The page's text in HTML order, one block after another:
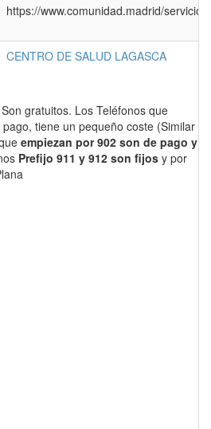
https://www.comunidad.madrid/
CENTRO DE SALUD LAGASCA
gratuitos. Los Teléfonos que
tiene un pequeño coste (Similar
empiezan por 902 son de pago y
Prefijo 911 y 912 son fijos y por